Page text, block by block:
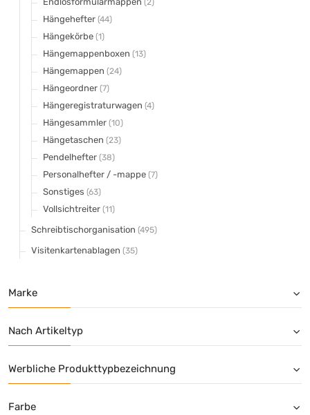
Hängehefter (44)
Hängekörbe (1)
Hängemappenboxen (13)
Hängemappen (24)
Hängeordner (7)
Hängeregistraturwagen (4)
Hängesammler (10)
Hängetaschen (23)
Pendelhefter (38)
Personalhefter / -mappe (7)
Sonstiges (63)
Vollsichtreiter (11)
Schreibtischorganisation (495)
Visitenkartenablagen (35)
Marke
Nach Artikeltyp
Werbliche Produkttypbezeichnung
Farbe